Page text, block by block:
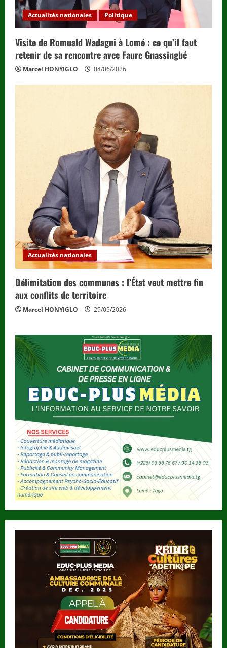
Actualités nationales Politique
Visite de Romuald Wadagni à Lomé : ce qu’il faut
retenir de sa rencontre avec Faure Gnassingbé
Marcel HONYIGLO 04/06/2026
Actualités nationales
Délimitation des communes : l’État veut mettre fin
aux conflits de territoire
Marcel HONYIGLO 29/05/2026